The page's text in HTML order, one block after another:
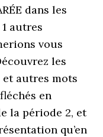
dans les
autres
vous
les
et autres mots
en
la période 2, et
qu’en